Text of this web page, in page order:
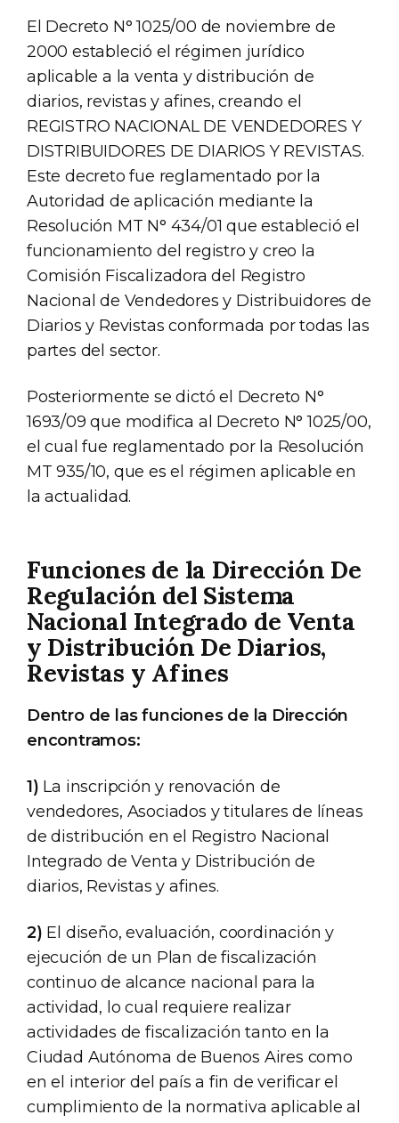
El Decreto N° 1025/00 de noviembre de
2000 estableció el régimen jurídico
aplicable a la venta y distribución de
diarios, revistas y afines, creando el
REGISTRO NACIONAL DE VENDEDORES Y
DISTRIBUIDORES DE DIARIOS Y REVISTAS.
Este decreto fue reglamentado por la
Autoridad de aplicación mediante la
Resolución MT N° 434/01 que estableció el
funcionamiento del registro y creo la
Comisión Fiscalizadora del Registro
Nacional de Vendedores y Distribuidores de
Diarios y Revistas conformada por todas las
partes del sector.
Posteriormente se dictó el Decreto N°
1693/09 que modifica al Decreto N° 1025/00,
el cual fue reglamentado por la Resolución
MT 935/10, que es el régimen aplicable en
la actualidad.
Funciones de la Dirección De
Regulación del Sistema
Nacional Integrado de Venta
y Distribución De Diarios,
Revistas y Afines
Dentro de las funciones de la Dirección
encontramos:
1) La inscripción y renovación de
vendedores, Asociados y titulares de líneas
de distribución en el Registro Nacional
Integrado de Venta y Distribución de
diarios, Revistas y afines.
2) El diseño, evaluación, coordinación y
ejecución de un Plan de fiscalización
continuo de alcance nacional para la
actividad, lo cual requiere realizar
actividades de fiscalización tanto en la
Ciudad Autónoma de Buenos Aires como
en el interior del país a fin de verificar el
cumplimiento de la normativa aplicable al